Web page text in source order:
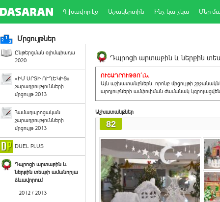
Գլխավոր էջ Աշակերտին Ինչ կա-չկա Մեր
Մրցույթներ
Ընթերցման օլիմպիադա
2020
«ԻՄ ՍՐՏԻ ՈՒՂԵԿԻՑ»
շարադրությունների
մրցույթ 2013
Համադպրոցական
շարադրությունների
մրցույթ 2013
DUEL PLUS
Դպրոցի արտաքին և
ներքին տեսքի ամանորյա
ձևավորում
2012 / 2013
Դպրոցի արտաքին և ներքին
ՈՒՇԱԴՐՈՒԹՅՈ´ւՆ.
Այն աշխատանքներն, որոնք մրցույթի
արդյուքների ամփոփման ժամանակ
Աշխատանքներ
82